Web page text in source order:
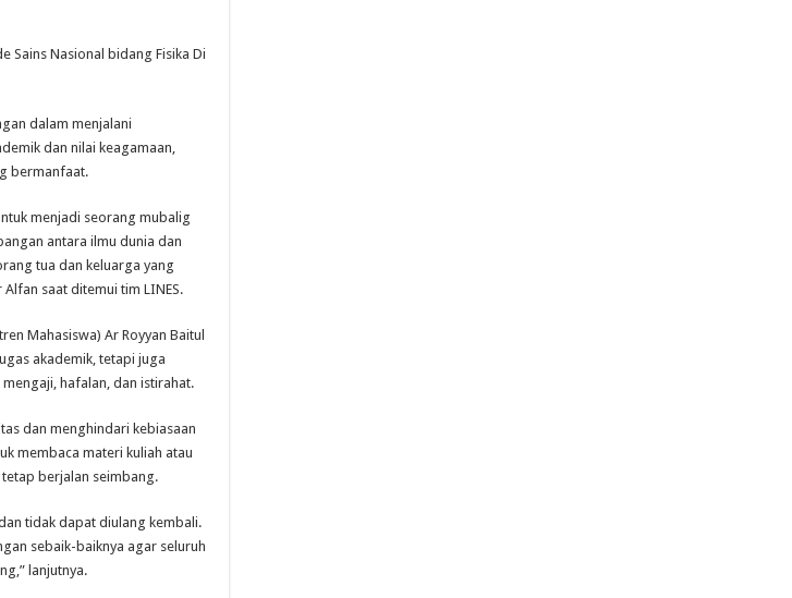
Sains Nasional bidang Fisika Di
dalam menjalani
dan nilai keagamaan,
bermanfaat.
menjadi seorang mubalig
antara ilmu dunia dan
tua dan keluarga yang
saat ditemui tim LINES.
Mahasiswa) Ar Royyan Baitul
akademik, tetapi juga
hafalan, dan istirahat.
dan menghindari kebiasaan
membaca materi kuliah atau
berjalan seimbang.
tidak dapat diulang kembali.
sebaik-baiknya agar seluruh
lanjutnya.